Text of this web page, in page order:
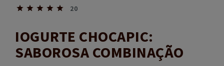
20
IOGURTE CHOCAPIC:
SABOROSA COMBINAÇÃO